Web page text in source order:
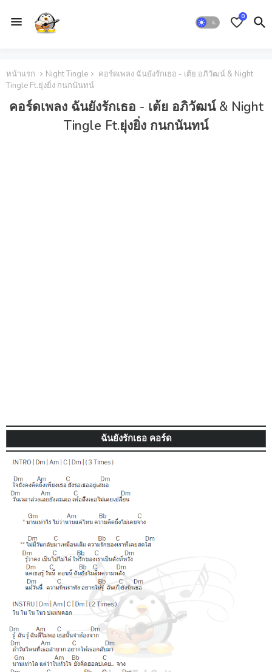
0
หน้าแรก Night Tingle
คอร์ดเพลง ฉันยังรักเธอ - เต้ย อภิวัฒน์ & Night
Tingle Ft.ยุ่งยิ่ง กนกนันทน์
คอร์ดเพลง ฉันยังรักเธอ - เต้ย อภิวัฒน์ & Night
Tingle Ft.ยุ่งยิ่ง กนกนันทน์
ฉันยังรักเธอ คอร์ด